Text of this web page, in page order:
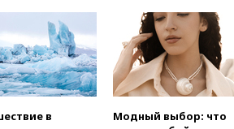
арестом Rolls-Royce блогера
11:07
При столкновении
катера и лодки под Самарой
погибли два человека
«Новороссия» восстановлено
в
Модный выбор: что